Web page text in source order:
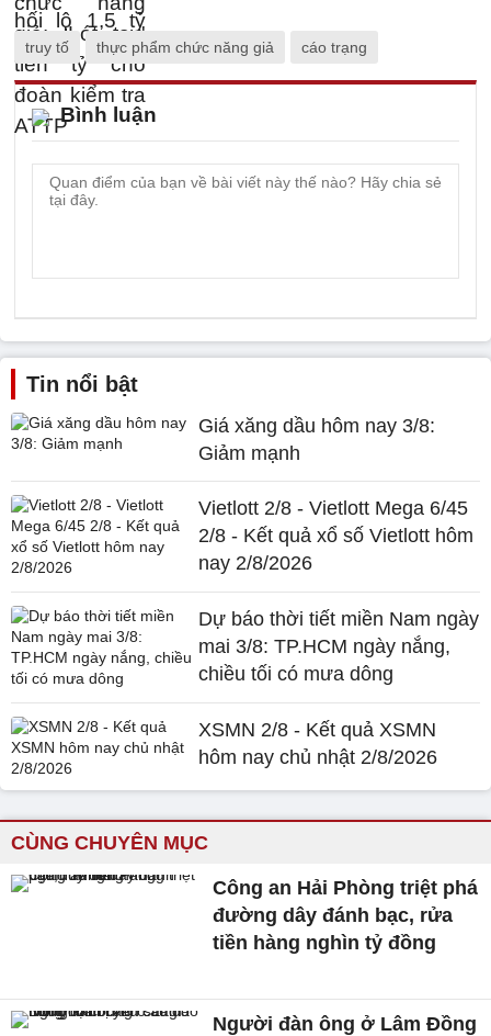
truy tố thực phẩm chức năng giả cáo trạng
Bình luận
Tin nổi bật
Giá xăng dầu hôm nay 3/8:
Giảm mạnh
Vietlott 2/8 - Vietlott Mega 6/45
2/8 - Kết quả xổ số Vietlott hôm
nay 2/8/2026
Dự báo thời tiết miền Nam ngày
mai 3/8: TP.HCM ngày nắng,
chiều tối có mưa dông
XSMN 2/8 - Kết quả XSMN
hôm nay chủ nhật 2/8/2026
CÙNG CHUYÊN MỤC
Công an Hải Phòng triệt phá
đường dây đánh bạc, rửa
tiền hàng nghìn tỷ đồng
Người đàn ông ở Lâm Đồng